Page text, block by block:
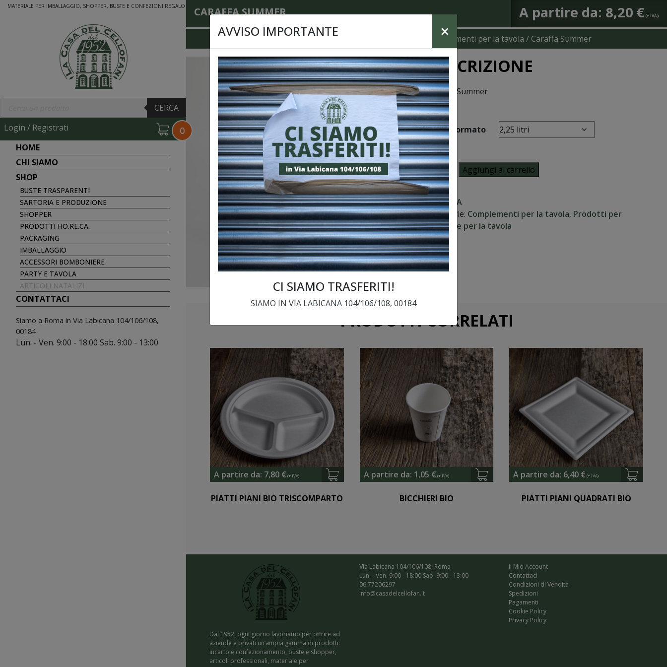
MATERIALE PER IMBALLAGGIO, SHOPPER, BUSTE E CONFEZIONI REGALO
CERCA
Login / Registrati
0
HOME
CHI SIAMO
SHOP
BUSTE TRASPARENTI
SARTORIA E PRODUZIONE
SHOPPER
PRODOTTI HO.RE.CA.
PACKAGING
IMBALLAGGIO
ACCESSORI BOMBONIERE
PARTY E TAVOLA
ARTICOLI NATALIZI
CONTATTACI
Siamo a Roma in Via Labicana 104/106/108,
00184
Lun. - Ven. 9:00 - 18:00 Sab. 9:00 - 13:00
CARAFFA SUMMER A partire da: 8,20 €
Home /Prodotti per il party e per la tavola Complementi per la tavola / Caraffa Summer
DESCRIZIONE
Caraffa Summer
Formato
Caraffa
Summer
quantità
Aggiungi al carrello
COD:N/A
Categorie: Complementi per la tavola, Prodotti per
il party e per la tavola
PRODOTTI CORRELATI
A partire da: 7,80 €
PIATTI PIANI BIO TRISCOMPARTO
A partire da: 1,05 €
BICCHIERI BIO
A partire da: 6,40 €
PIATTI PIANI QUADRATI BIO
Dal 1952, ogni giorno lavoriamo per offrire ad
aziende e privati un’ampia gamma di prodotti:
incarto e confezionamento, buste e shopper,
articoli professionali, materiale per
Via Labicana 104/106/108, Roma
Lun. - Ven. 9:00 - 18:00 Sab. 9:00 - 13:00
06.77206297
info@casadelcellofan.it
Il Mio Account
Contattaci
Condizioni di Vendita
Spedizioni
Pagamenti
Cookie Policy
Privacy Policy
×
AVVISO IMPORTANTE
CI SIAMO TRASFERITI!
SIAMO IN VIA LABICANA 104/106/108, 00184